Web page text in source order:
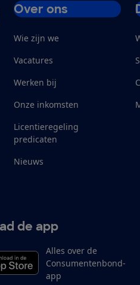
Over ons
Wie zijn we
Vacatures
Werken bij
Onze inkomsten
Licentieregeling
predicaten
Nieuws
de app
Alles over de
Consumentenbond-
app